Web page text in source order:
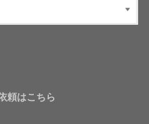
頼はこちら